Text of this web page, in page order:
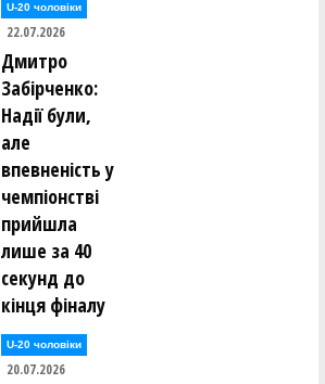
U-20 чоловіки
22.07.2026
Дмитро
Забірченко:
Надії були,
але
впевненість у
чемпіонстві
прийшла
лише за 40
секунд до
кінця фіналу
U-20 чоловіки
20.07.2026